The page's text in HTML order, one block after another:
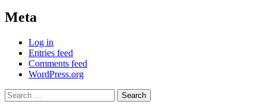
Meta
Log in
Entries feed
Comments feed
WordPress.org
Search
for: